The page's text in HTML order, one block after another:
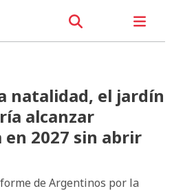
natalidad, el jardín
alcanzar
2027 sin abrir
de Argentinos por la